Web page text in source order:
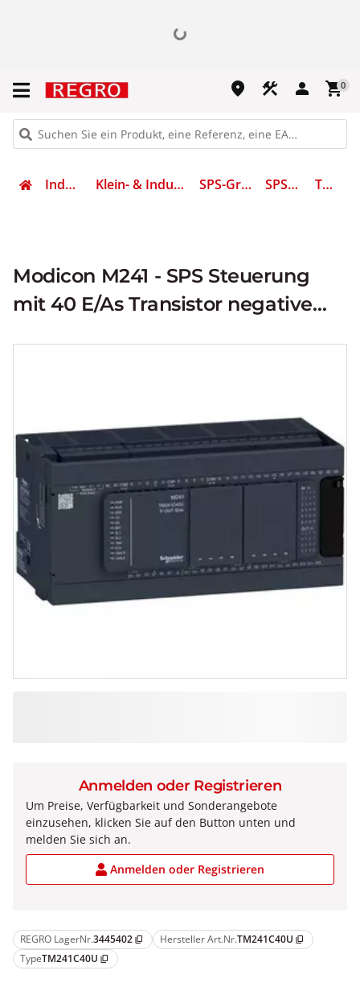
place construction person shopping_cart0
Industrietechnik Klein- & Industriesteuerungen (SPS) SPS-Grundgerät (CPU) SPS-Grundgerät TM241C40U
Modicon M241 - SPS Steuerung
mit 40 E/As Transistor negative
REGRO LagerNr.3445402 content_copy Hersteller Art.Nr.TM241C40U content_copy
TypeTM241C40U content_copy
Anmelden oder Registrieren
Um Preise, Verfügbarkeit und Sonderangebote
einzusehen, klicken Sie auf den Button unten und
melden Sie sich an.
Anmelden oder Registrieren